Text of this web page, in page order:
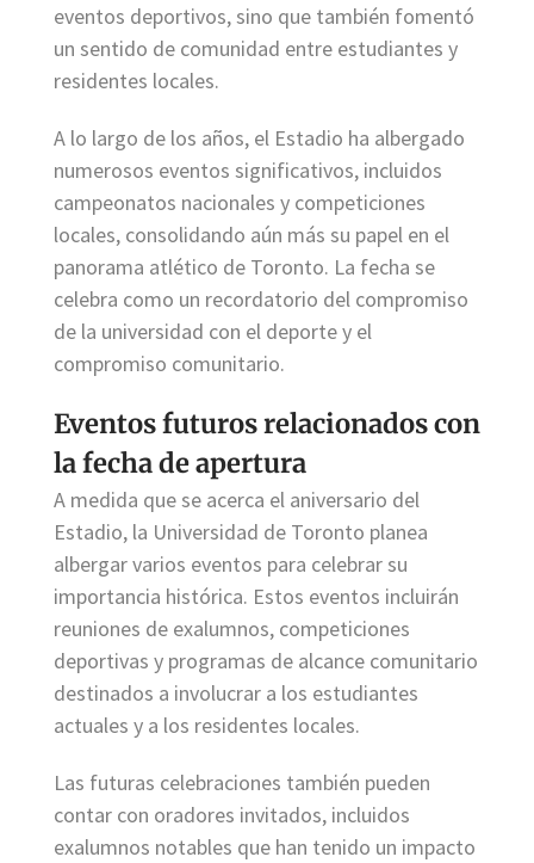
eventos deportivos, sino que también fomentó
un sentido de comunidad entre estudiantes y
residentes locales.
A lo largo de los años, el Estadio ha albergado
numerosos eventos significativos, incluidos
campeonatos nacionales y competiciones
locales, consolidando aún más su papel en el
panorama atlético de Toronto. La fecha se
celebra como un recordatorio del compromiso
de la universidad con el deporte y el
compromiso comunitario.
Eventos futuros relacionados con
la fecha de apertura
A medida que se acerca el aniversario del
Estadio, la Universidad de Toronto planea
albergar varios eventos para celebrar su
importancia histórica. Estos eventos incluirán
reuniones de exalumnos, competiciones
deportivas y programas de alcance comunitario
destinados a involucrar a los estudiantes
actuales y a los residentes locales.
Las futuras celebraciones también pueden
contar con oradores invitados, incluidos
exalumnos notables que han tenido un impacto